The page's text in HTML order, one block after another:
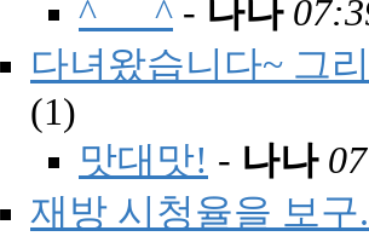
^___^ - 나나
다녀왔습니다~ 그
(1)
맛대맛! - 나나
재방 시청율을 보구